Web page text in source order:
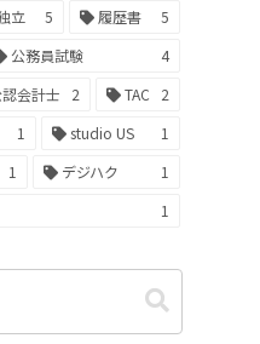
立 5 履歴書
5
公務員試験
4
会計士 2 TAC
2
1 studio US
1
1 デジハク
1
1